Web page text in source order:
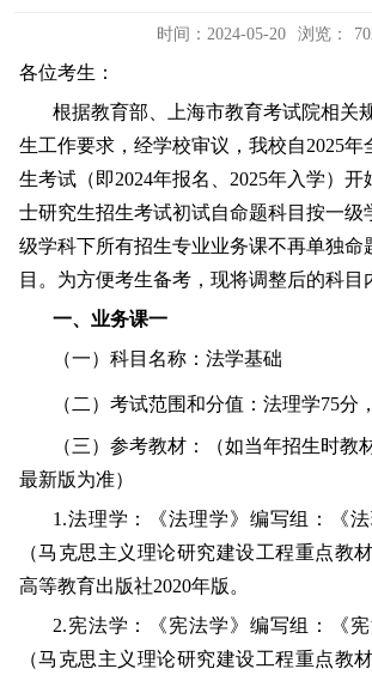
时间：2024-05-20 浏览：
各位考生：
根据教育部、上海市教育考试院相关
生工作要求 ， 经学校审议， 我校自2025年
生考试（即2024年报名、2025年入学）
士研究生招生考试初试自命题科目按一级
级学科下所有招生专业业务课不再单独命
目。为方便考生备考，现将调整后的科目
一、业务课一
（一）科目名称：法学基础
（二）考试范围和分值：法理学75分
（三）参考教材：（如当年招生时教
最新版为准）
1.法理学：《法理学》编写组：《法
（马克思主义理论研究建设工程重点教
高等教育出版社2020年版。
2.宪法学：《宪法学》编写组：《宪
（马克思主义理论研究建设工程重点教